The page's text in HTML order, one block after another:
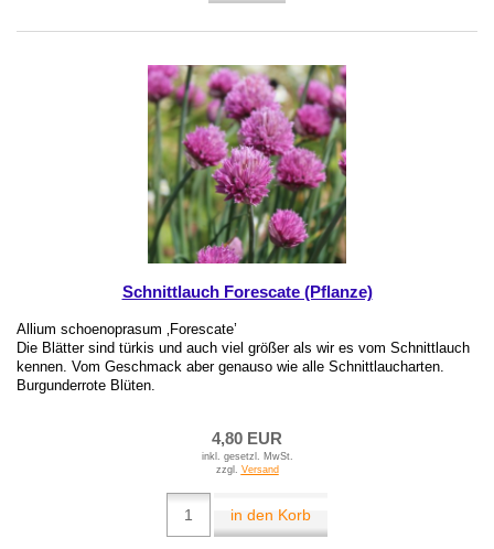
Schnittlauch Forescate (Pflanze)
Allium schoenoprasum ‚Forescate’
Die Blätter sind türkis und auch viel größer als wir es vom Schnittlauch
kennen. Vom Geschmack aber genauso wie alle Schnittlaucharten.
Burgunderrote Blüten.
4,80 EUR
inkl. gesetzl. MwSt.
zzgl. Versand
in den Korb